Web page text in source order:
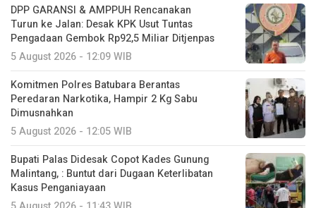
DPP GARANSI & AMPPUH Rencanakan
Turun ke Jalan: Desak KPK Usut Tuntas
Pengadaan Gembok Rp92,5 Miliar Ditjenpas
5 August 2026 - 12:09 WIB
Komitmen Polres Batubara Berantas
Peredaran Narkotika, Hampir 2 Kg Sabu
Dimusnahkan
5 August 2026 - 12:05 WIB
Bupati Palas Didesak Copot Kades Gunung
Malintang, : Buntut dari Dugaan Keterlibatan
Kasus Penganiayaan